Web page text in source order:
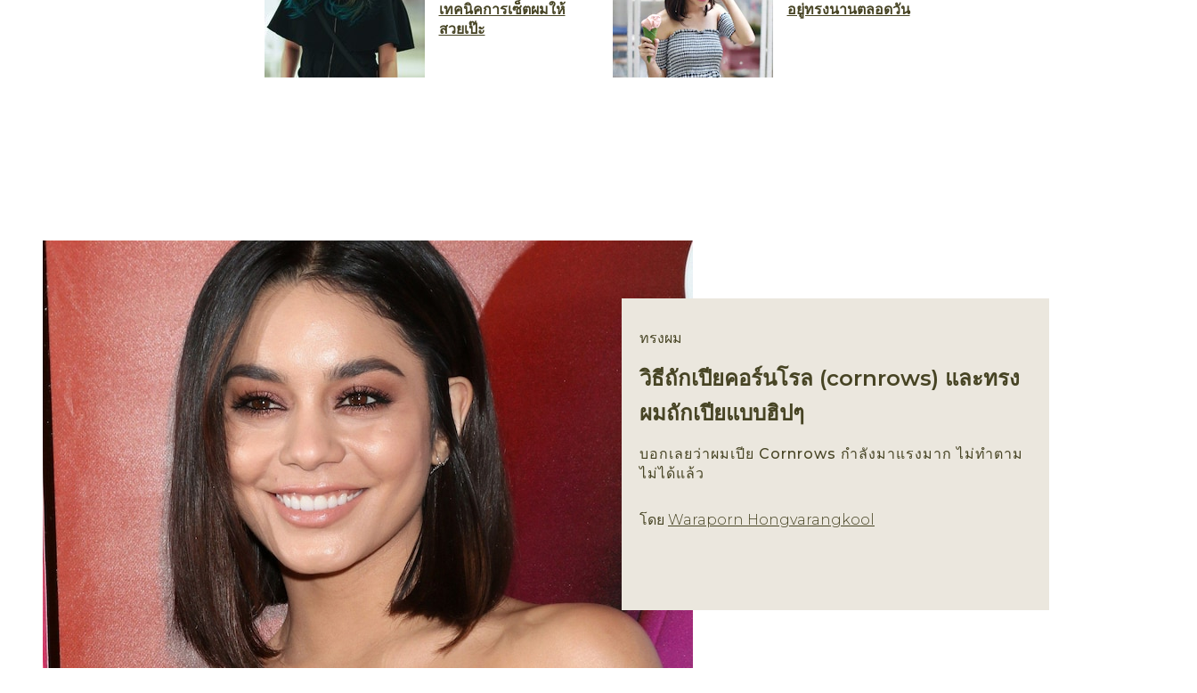
เทคนิคการเซ็ตผมให้
สวยเป๊ะ
อยู่ทรงนานตลอดวัน
ทรงผม
วิธีถักเปียคอร์นโรล (cornrows) และทรง
ผมถักเปียแบบฮิปๆ
บอกเลยว่าผมเปีย Cornrows กำลังมาแรงมาก ไม่ทำตาม
ไม่ได้แล้ว
โดย Waraporn Hongvarangkool